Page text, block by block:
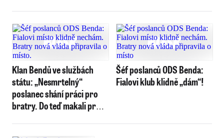
Klan Bendů ve službách
státu: „Nesmrtelný“
poslanec shání práci pro
bratry. Do teď makali pro
Šéf poslanců ODS Benda:
Fialovi klub klidně „dám“!